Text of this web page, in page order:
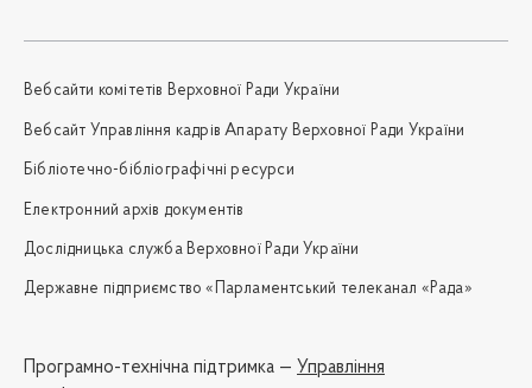
Вебсайти комітетів Верховної Ради України
Вебсайт Управління кадрів Апарату Верховної Ради України
Бібліотечно-бібліографічні ресурси
Електронний архів документів
Дослідницька служба Верховної Ради України
Державне підприємство «Парламентський телеканал «Рада»
Програмно-технічна підтримка — Управління